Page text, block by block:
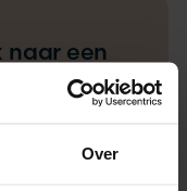
Over
naar een
graag
kunnen